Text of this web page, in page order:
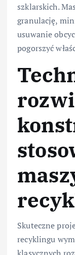
szklarskich.
granulację,
usuwanie
pogorszyć
Skuteczne
recyklingu